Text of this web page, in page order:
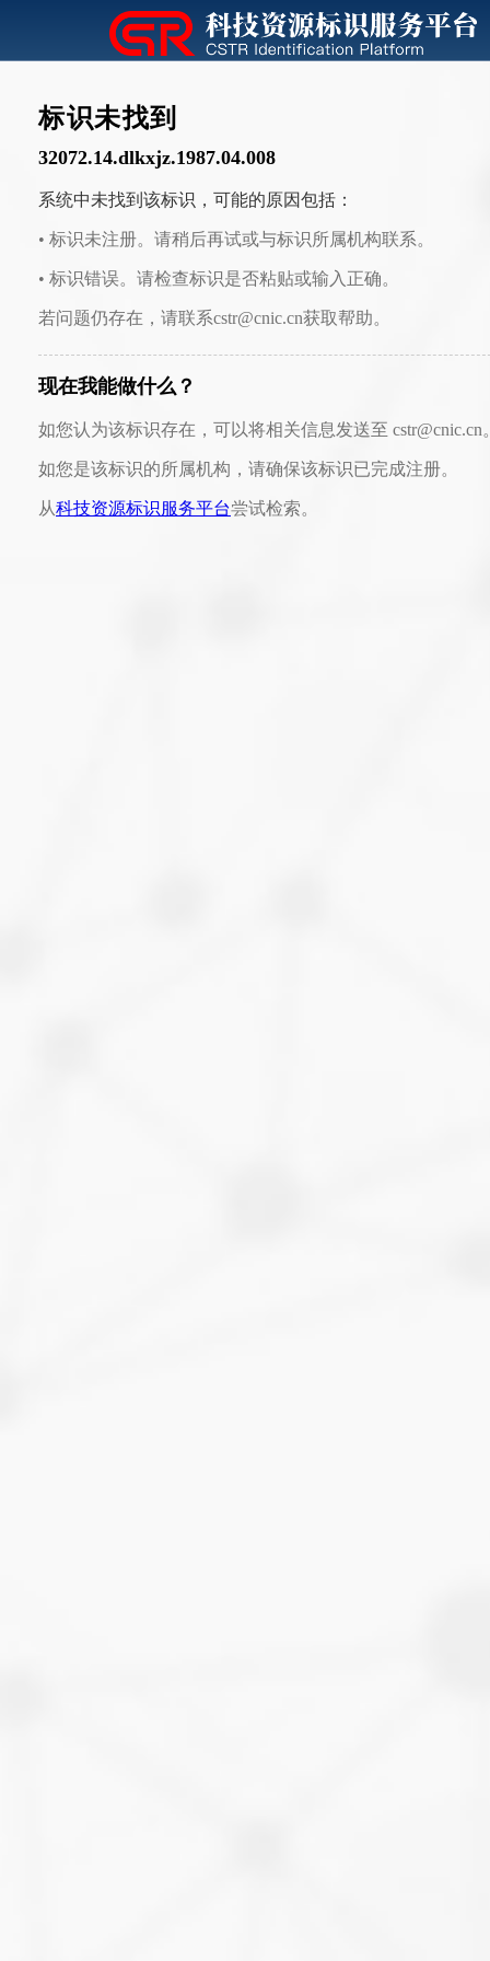
标识未找到
32072.14.dlkxjz.1987.04.008
系统中未找到该标识，可能的原因包括：
• 标识未注册。请稍后再试或与标识所属机构联系。
• 标识错误。请检查标识是否粘贴或输入正确。
若问题仍存在，请联系cstr@cnic.cn获取帮助。
现在我能做什么？
如您认为该标识存在，可以将相关信息发送至 cstr@cnic.cn
如您是该标识的所属机构，请确保该标识已完成注册。
从科技资源标识服务平台尝试检索。